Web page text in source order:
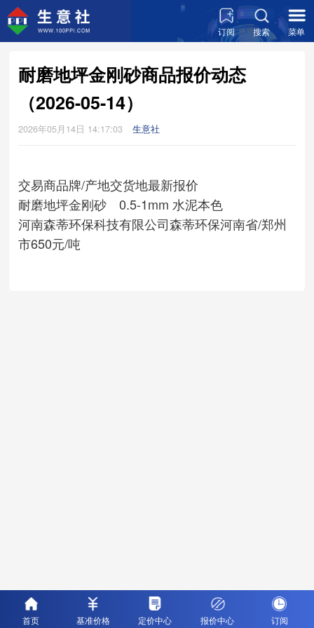
订阅 搜索 菜单
耐磨地坪金刚砂商品报价动态
（2026-05-14）
2026年05月14日 14:17:03 生意社
交易商品牌/产地交货地最新报价
耐磨地坪金刚砂 0.5-1mm 水泥本色
河南森蒂环保科技有限公司森蒂环保河南省/郑州
市650元/吨
首页 基准价格 定价中心 报价中心 订阅